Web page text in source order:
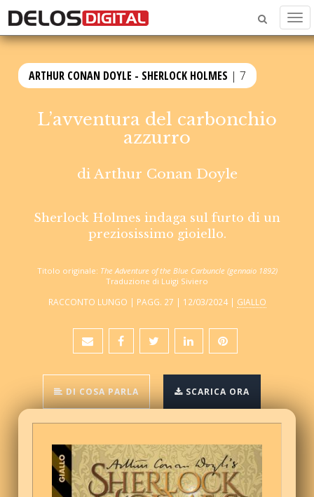
ARTHUR CONAN DOYLE - SHERLOCK HOLMES | 7
L’avventura del carbonchio
azzurro
di Arthur Conan Doyle
Sherlock Holmes indaga sul furto di un
preziosissimo gioiello.
Titolo originale: The Adventure of the Blue Carbuncle (gennaio 1892)
Traduzione di Luigi Siviero
RACCONTO LUNGO | PAGG. 27 | 12/03/2024 | GIALLO
DI COSA PARLA SCARICA ORA